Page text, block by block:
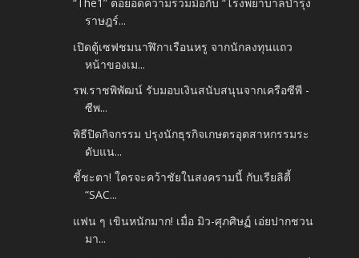
“The1” ต่อยอดความร่วมมือกับ “โรงพยาบาลบํารุง
ราษฎร์...
เปิดตู้เซฟชมนาฬิกาเรือนหรู จากนักลงทุนแถว
หน้าของเม...
รพ.ราชพิพัฒน์ รับมอบเงินสนับสนุนจากเครือซีพี -
ซีพ...
พิธีปิดกิจกรรม ปรุงนักธุรกิจเกษตรอุตสาหกรรมระ
ดับแน...
ชี้ชะตา! ใครจะคว้าชัยในสงครามนี้ กับเรียลิตี้
“SAC...
แฟน ๆ เขินหนักมาก! เมื่อ มิว-ศุภศิษฏ์ เอ่ยปากชวน
มา...